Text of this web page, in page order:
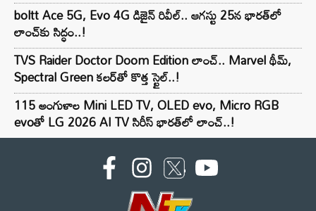
boltt Ace 5G, Evo 4G డిజైన్ రివీల్.. ఆగస్టు 25న భారత్‌లో
లాంచ్‌కు సిద్ధం..!
TVS Raider Doctor Doom Edition లాంచ్.. Marvel థీమ్,
Spectral Green కలర్‌తో కొత్త స్టైల్..!
115 అంగుళాల Mini LED TV, OLED evo, Micro RGB
evoతో LG 2026 AI TV సిరీస్ భారత్‌లో లాంచ్..!